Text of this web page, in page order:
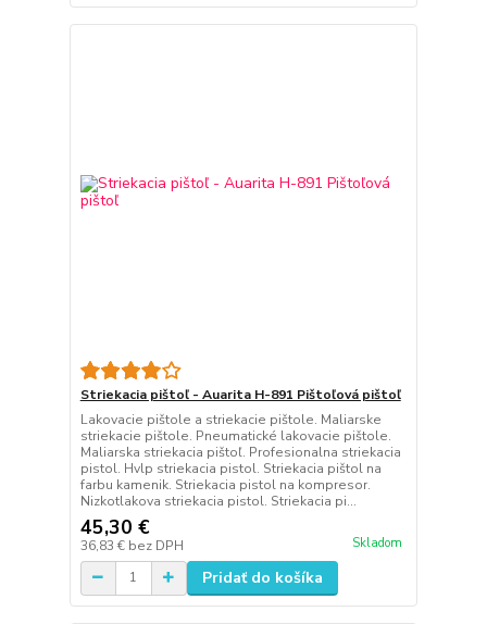
Striekacia pištoľ - Auarita H-891 Pištoľová pištoľ
Lakovacie pištole a striekacie pištole. Maliarske
striekacie pištole. Pneumatické lakovacie pištole.
Maliarska striekacia pištoľ. Profesionalna striekacia
pistol. Hvlp striekacia pistol. Striekacia pištol na
farbu kamenik. Striekacia pistol na kompresor.
Nizkotlakova striekacia pistol. Striekacia pi...
45,30 €
36,83 € bez DPH Skladom
Pridať do košíka